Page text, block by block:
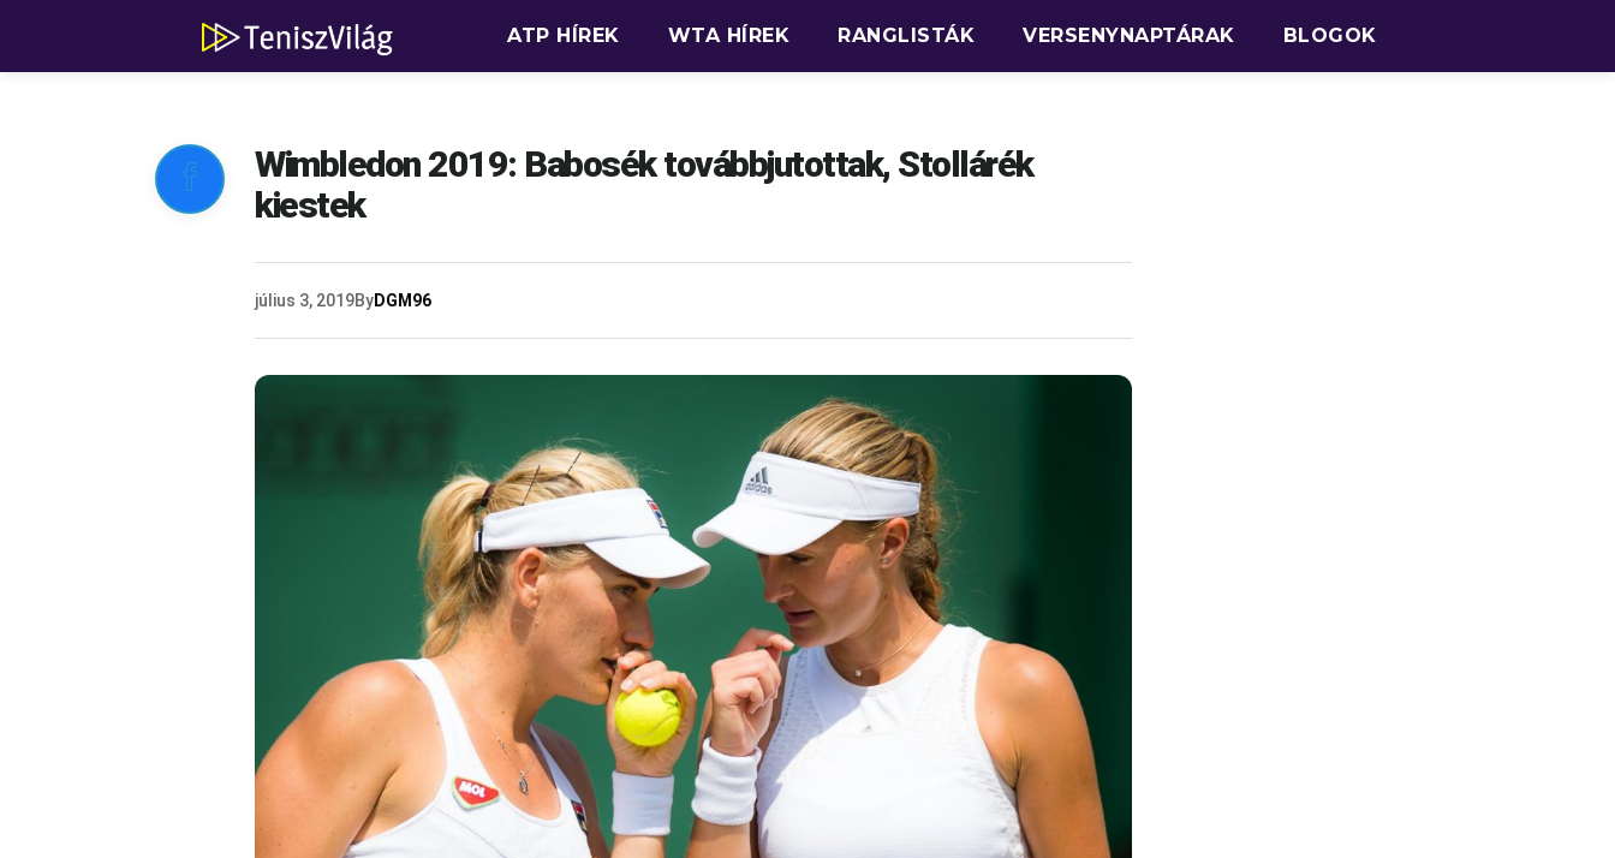
ATP HÍREK WTA HÍREK RANGLISTÁK VERSENYNAPTÁRAK BLOGOK

Wimbledon 2019: Babosék továbbjutottak, Stollárék
kiestek
július 3, 2019ByDGM96